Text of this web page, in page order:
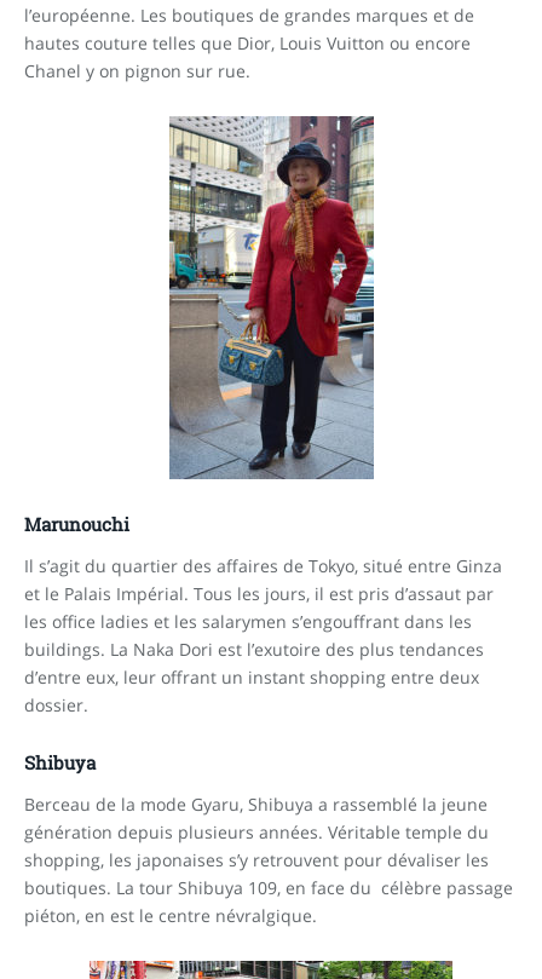
l’européenne. Les boutiques de grandes marques et de
hautes couture telles que Dior, Louis Vuitton ou encore
Chanel y on pignon sur rue.
Marunouchi
Il s’agit du quartier des affaires de Tokyo, situé entre Ginza
et le Palais Impérial. Tous les jours, il est pris d’assaut par
les office ladies et les salarymen s’engouffrant dans les
buildings. La Naka Dori est l’exutoire des plus tendances
d’entre eux, leur offrant un instant shopping entre deux
dossier.
Shibuya
Berceau de la mode Gyaru, Shibuya a rassemblé la jeune
génération depuis plusieurs années. Véritable temple du
shopping, les japonaises s’y retrouvent pour dévaliser les
boutiques. La tour Shibuya 109, en face du célèbre passage
piéton, en est le centre névralgique.